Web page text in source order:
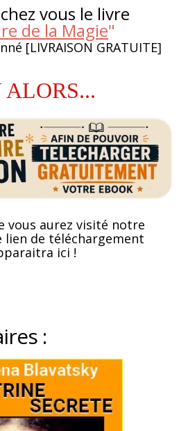
vous le livre
de la Magie"
[LIVRAISON GRATUITE]
ALORS...
vous aurez visité notre
lien de téléchargement
ici !
: